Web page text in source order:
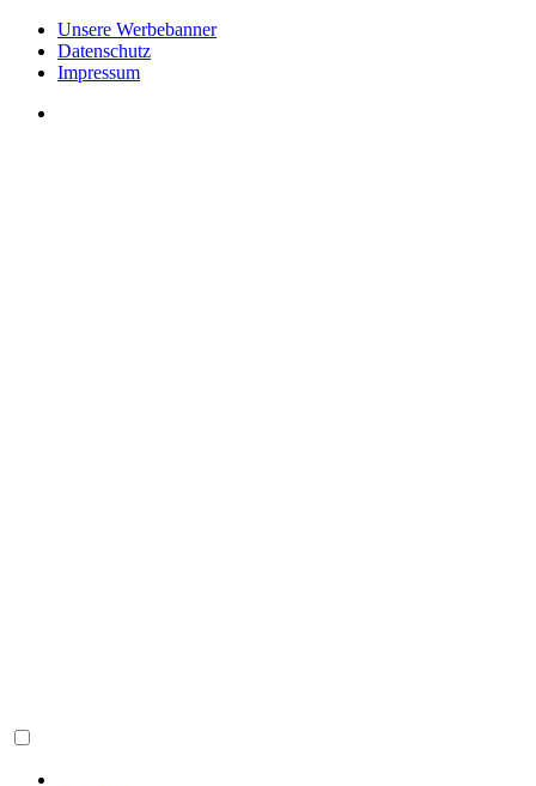
Unsere Werbebanner
Datenschutz
Impressum